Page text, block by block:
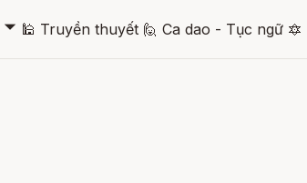
🞃 🕌 Truyền thuyết 🙋 Ca dao - Tục ngữ 🔯